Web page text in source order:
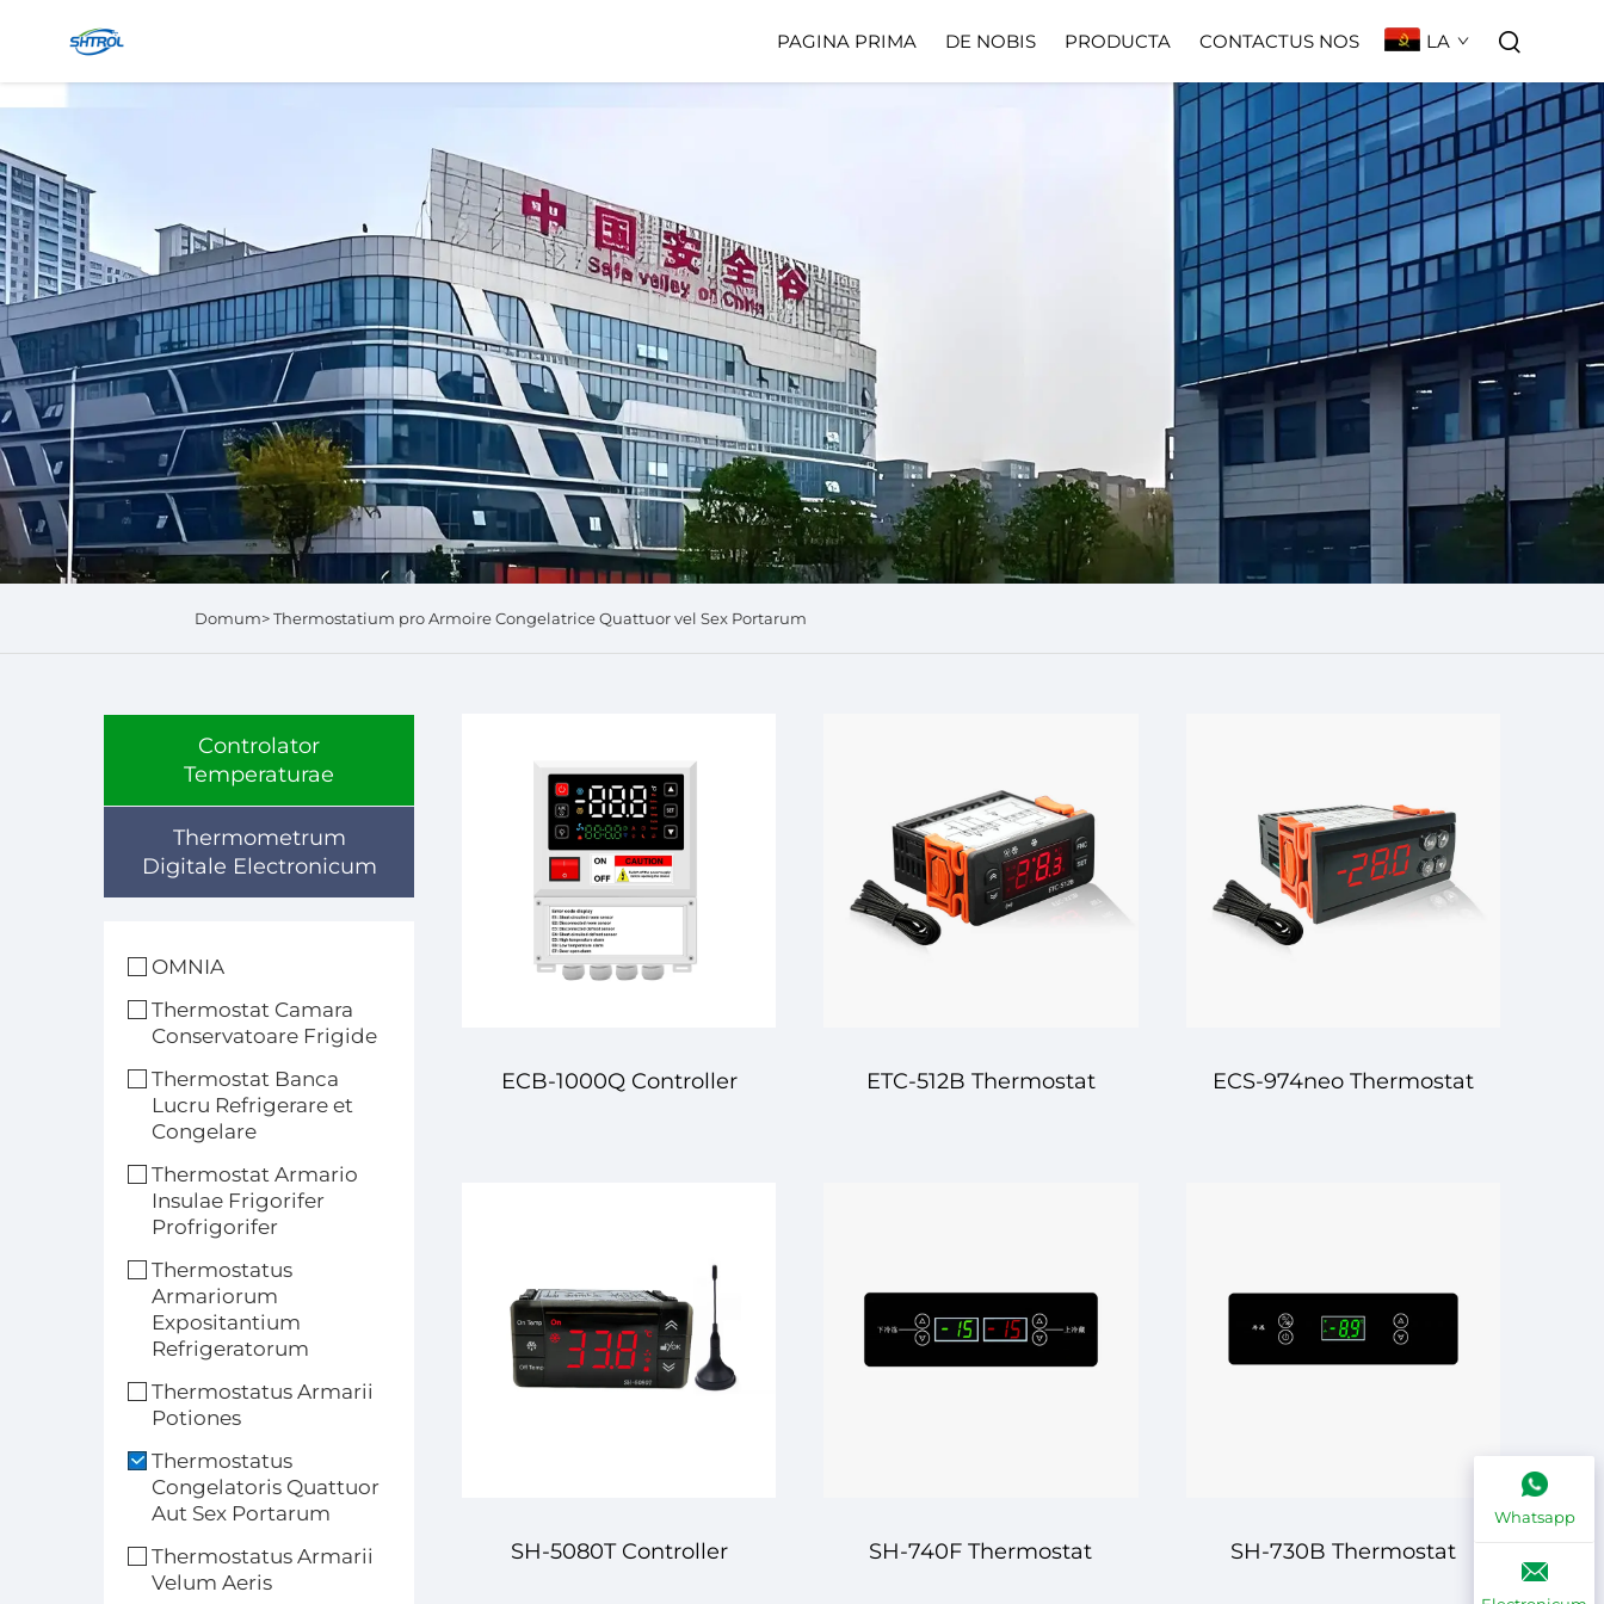
PAGINA PRIMA DE NOBIS PRODUCTA CONTACTUS NOS LA
Domum>Thermostatium pro Armoire Congelatrice Quattuor vel Sex Portarum
Controlator
Temperaturae
Thermometrum
Digitale Electronicum
OMNIA
Thermostat Camara
Conservatoare Frigide
Thermostat Banca
Lucru Refrigerare et
Congelare
Thermostat Armario
Insulae Frigorifer
Profrigorifer
Thermostatus
Armariorum
Expositantium
Refrigeratorum
Thermostatus Armarii
Potiones
Thermostatus
Congelatoris Quattuor
Aut Sex Portarum
Thermostatus Armarii
Velum Aeris
ECB-1000Q Controller
pro Controle
Temperaturae pro Usu
ETC-512B Thermostat
pro Systematibus
Progressivis
ECS-974neo Thermostat
cum Praeclaritate Aucta
SH-5080T Controller SH-740F Thermostat SH-730B Thermostat
Whatsapp